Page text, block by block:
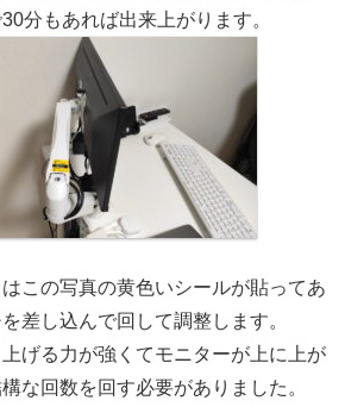
分もあれば出来上がります。
この写真の黄色いシールが貼ってあ
差し込んで回して調整します。
げる力が強くてモニターが上に上が
な回数を回す必要がありました。